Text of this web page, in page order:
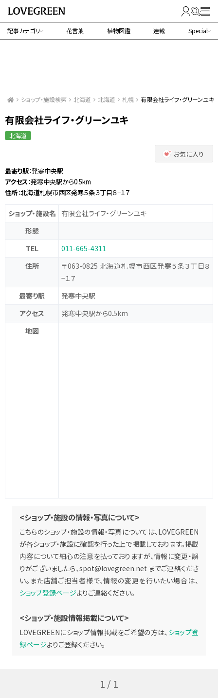
記事カテゴリ 花言葉 植物図鑑 連載 Special
ショップ・施設検索 北海道 北海道 札幌 有限会社ライフ・グリーンユキ
有限会社ライフ・グリーンユキ
北海道
お気に入り
最寄り駅：発寒中央駅
アクセス ：発寒中央駅から0.5km
住所：北海道札幌市西区発寒５条３丁目８−１７
ショップ・施設名 有限会社ライフ・グリーンユキ
形態
TEL
011-665-4311
住所
〒063-0825 北海道札幌市西区発寒５条３丁目８
−１７
最寄り駅
発寒中央駅
アクセス
発寒中央駅から0.5km
地図
<ショップ・施設の情報・写真について>
こちらのショップ・施設の情報・写真については、LOVEGREEN
が各ショップ・施設に確認を行った上で掲載しております。掲載
内容について細心の注意を払っておりますが、情報に変更・誤
りがございましたら、spot@lovegreen.net までご連絡くださ
い。また店舗ご担当者様で、情報の変更を行いたい場合は、
ショップ登録ページよりご連絡ください。
<ショップ・施設情報掲載について>
LOVEGREENにショップ情報掲載をご希望の方は、 ショップ登
録ページよりご登録ください。
1 / 1